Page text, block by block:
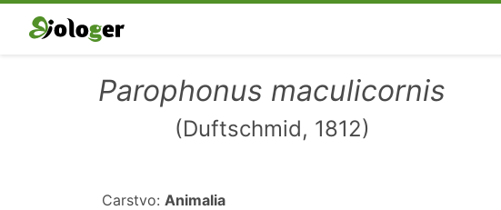
Parophonus maculicornis
(Duftschmid, 1812)
Carstvo: Animalia